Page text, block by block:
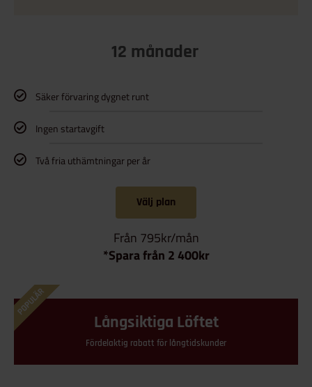
12 månader
Säker förvaring dygnet runt
Ingen startavgift
Två fria uthämtningar per år
Välj plan
Från 795kr/mån
*Spara från 2 400kr
POPULÄR
Långsiktiga Löftet
Fördelaktig rabatt för långtidskunder